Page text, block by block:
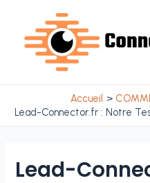
contenu
Accueil
Lead-Connector.fr : Notre
Lead-